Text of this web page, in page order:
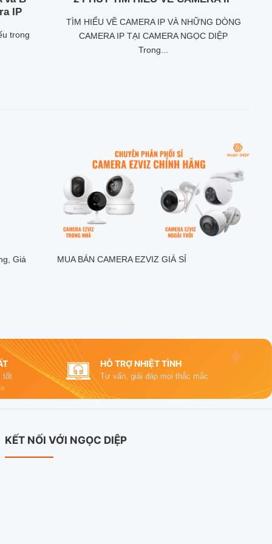
IP
trong
TÌM HIỂU VỀ CAMERA IP VÀ NHỮNG DÒNG
CAMERA IP TẠI CAMERA NGỌC DIỆP
Trong...
Giá
MUA BÁN CAMERA EZVIZ GIÁ SỈ
tốt
HỖ TRỢ NHIỆT TÌNH
Tư vấn, giải đáp mọi thắc mắc
KẾT NỐI VỚI NGỌC DIỆP